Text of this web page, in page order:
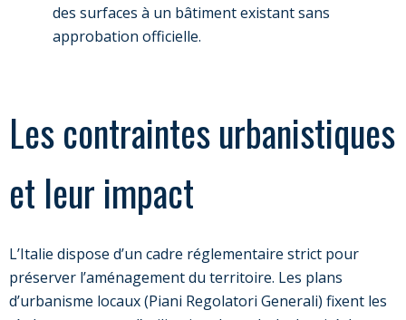
des surfaces à un bâtiment existant sans
approbation officielle.
Les contraintes urbanistiques
et leur impact
L’Italie dispose d’un cadre réglementaire strict pour
préserver l’aménagement du territoire. Les plans
d’urbanisme locaux (Piani Regolatori Generali) fixent les